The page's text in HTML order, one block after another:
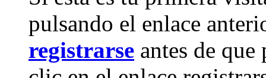
pulsando el enlace
registrarse antes de que